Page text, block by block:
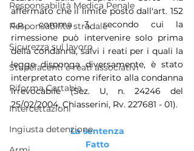
Responsabilità Medica Penale
Responsabilità stradale
Sicurezza sul lavoro
Stupefacenti e reati associativi
Riforma Cartabia
Intercettazioni
Ingiusta detenzione
affermato che il limite posto dall'art. 152
c.p., comma 3, secondo cui la
rimessione può intervenire solo prima
della condanna, salvi i reati per i quali la
legge disponga diversamente, è stato
interpretato come riferito alla condanna
irrevocabile (Sez. U, n. 24246 del
25/02/2004, Chiasserini, Rv. 227681 - 01).
La sentenza
Fatto